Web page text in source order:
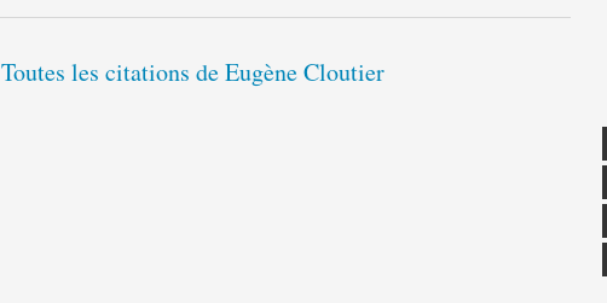
Toutes les citations de Eugène Cloutier